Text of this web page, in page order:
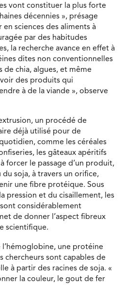
vont constituer la plus forte
décennies », présage
sciences des aliments à
par des habitudes
la recherche avance en effet à
dites non conventionnelles
de chia, algues, et même
des produits qui
à de la viande », observe
un procédé de
déjà utilisé pour de
comme les céréales
les gâteaux apéritifs
forcer le passage d’un produit,
soja, à travers un orifice,
une fibre protéique. Sous
pression et du cisaillement, les
considérablement
de donner l’aspect fibreux
scientifique.
une protéine
chercheurs sont capables de
à partir des racines de soja. «
la couleur, le gout de fer